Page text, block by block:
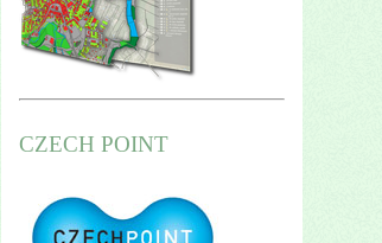
CZECH POINT